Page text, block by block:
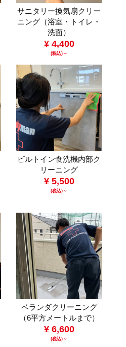
サニタリー換気扇クリー
ニング（浴室・トイレ・
洗面）
¥ 4,400
(税込)～
ビルトイン食洗機内部ク
リーニング
¥ 5,500
(税込)～
ベランダクリーニング
（6平方メートルまで）
¥ 6,600
(税込)～